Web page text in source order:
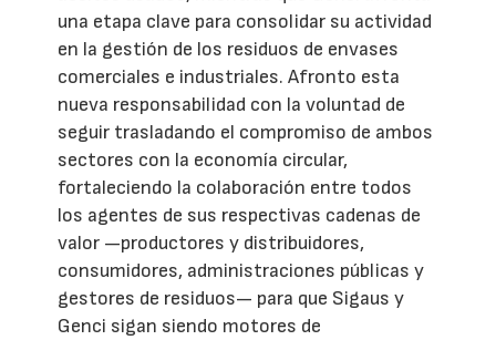
una etapa clave para consolidar su actividad
en la gestión de los residuos de envases
comerciales e industriales. Afronto esta
nueva responsabilidad con la voluntad de
seguir trasladando el compromiso de ambos
sectores con la economía circular,
fortaleciendo la colaboración entre todos
los agentes de sus respectivas cadenas de
valor —productores y distribuidores,
consumidores, administraciones públicas y
gestores de residuos— para que Sigaus y
Genci sigan siendo motores de